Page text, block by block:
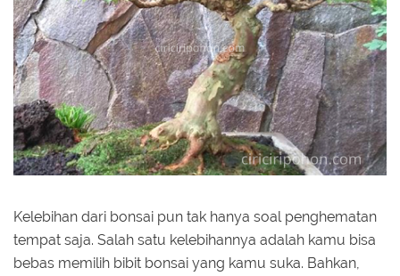
Kelebihan dari bonsai pun tak hanya soal penghematan
tempat saja. Salah satu kelebihannya adalah kamu bisa
bebas memilih bibit bonsai yang kamu suka. Bahkan,